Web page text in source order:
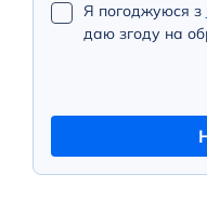
Я погоджуюся з
даю згоду на